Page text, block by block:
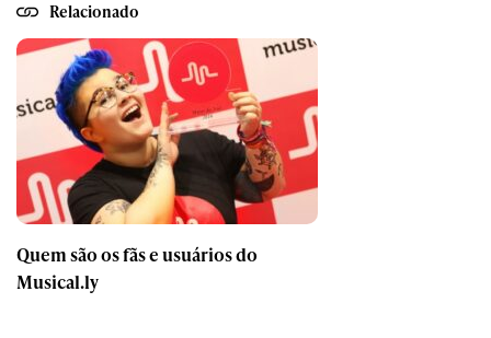
Relacionado
Quem são os fãs e usuários do
Musical.ly